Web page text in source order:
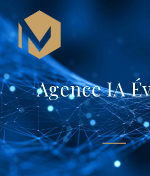
Agence IA
Intelligence
Agence IA